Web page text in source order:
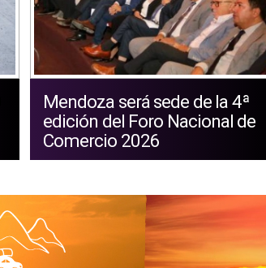
Mendoza será sede de la 4ª
edición del Foro Nacional de
Comercio 2026